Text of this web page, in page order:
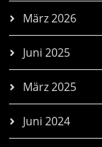
März 2026
Juni 2025
März 2025
Juni 2024